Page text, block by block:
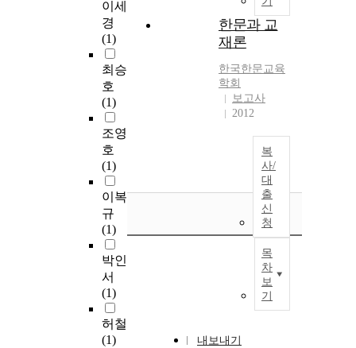
이세
경
(1)
최승
호
(1)
조영
호
(1)
이복
규
(1)
박인
서
(1)
허철
(1)
한문과 교
재론
한국한문교육
학회
보고사
2012
복
사/
대
출
신
청
목
차
보
기
내보내기